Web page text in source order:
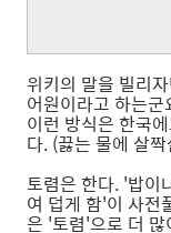
위키의 말을 빌리
어원이라고 하는군
이런 방식은 한국
다. (끓는 물에 살
토렴은 한다. '밥이
여 덥게 함'이 사전
은 '토렴'으로 더